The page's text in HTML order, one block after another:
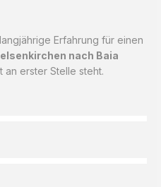
Erfahrung für einen
nach Baia
an erster Stelle steht.